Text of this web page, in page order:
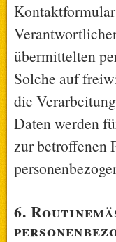
übermittelten
Solche auf
die
Daten werden
zur betroffenen
6.